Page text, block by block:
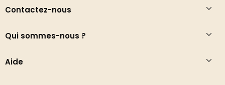
Contactez-nous
Qui sommes-nous ?
Aide